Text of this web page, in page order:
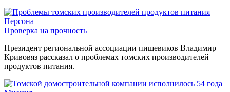
Персона
Проверка на прочность
Президент региональной ассоциации пищевиков Владимир
Кривовяз рассказал о проблемах томских производителей
продуктов питания.